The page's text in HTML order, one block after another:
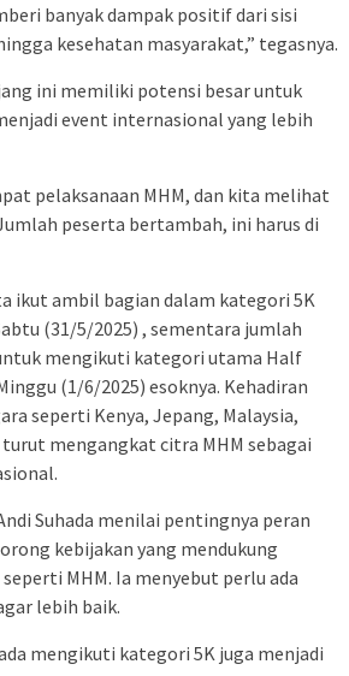
banyak dampak positif dari sisi
kesehatan masyarakat,” tegasnya.
ini memiliki potensi besar untuk
event internasional yang lebih
pelaksanaan MHM, dan kita melihat
peserta bertambah, ini harus di
ikut ambil bagian dalam kategori 5K
(31/5/2025) , sementara jumlah
mengikuti kategori utama Half
(1/6/2025) esoknya. Kehadiran
seperti Kenya, Jepang, Malaysia,
mengangkat citra MHM sebagai
Suhada menilai pentingnya peran
kebijakan yang mendukung
MHM. Ia menyebut perlu ada
lebih baik.
mengikuti kategori 5K juga menjadi